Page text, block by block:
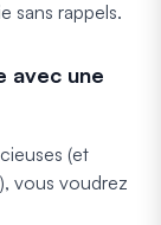
sans rappels.
avec une
(et
vous voudrez